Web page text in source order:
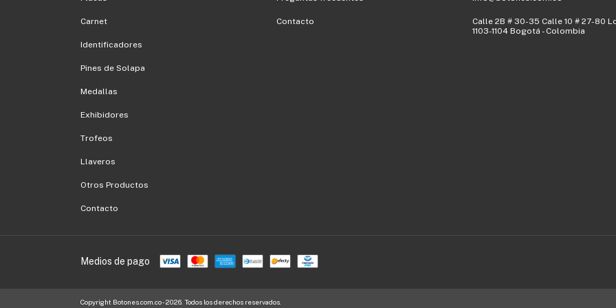
Carnet
Identificadores
Pines de Solapa
Medallas
Exhibidores
Trofeos
Llaveros
Otros Productos
Contacto
Contacto
Calle 2B # 30-35 Calle 10 # 27-80
1103-1104 Bogotá - Colombia
Medios de pago
Copyright Botones.com.co - 2026. Todos los derechos reservados.